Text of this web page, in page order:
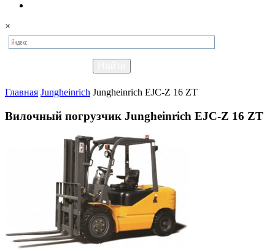
×
Главная Jungheinrich Jungheinrich EJC-Z 16 ZT
Вилочный погрузчик Jungheinrich EJC-Z 16 ZT